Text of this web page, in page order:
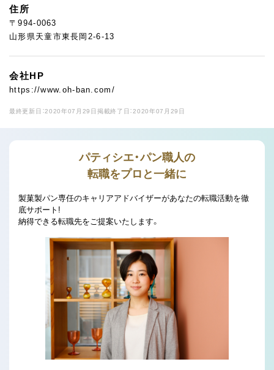
住所
〒994-0063
山形県天童市東長岡2-6-13
会社HP
https://www.oh-ban.com/
最終更新日：2020年07月29日 掲載終了日：2020年07月29日
パティシエ・パン職人の
転職をプロと一緒に
製菓製パン専任のキャリアアドバイザーがあなたの転職活動を徹
底サポート!
納得できる転職先をご提案いたします。